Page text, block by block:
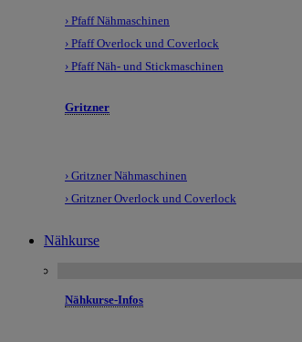
› Pfaff Nähmaschinen
› Pfaff Overlock und Coverlock
› Pfaff Näh- und Stickmaschinen
Gritzner
› Gritzner Nähmaschinen
› Gritzner Overlock und Coverlock
Nähkurse
Nähkurse-Infos